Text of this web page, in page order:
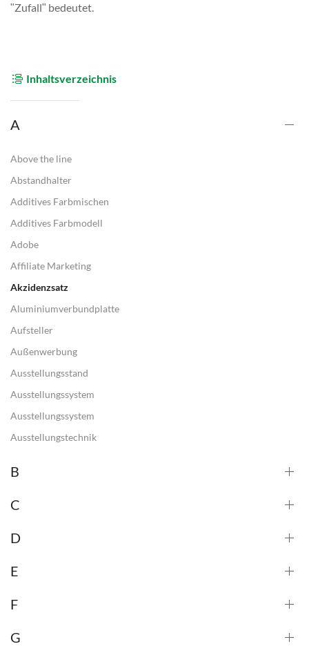
Inhaltsverzeichnis
A
Above the line
Abstandhalter
Additives Farbmischen
Additives Farbmodell
Adobe
Affiliate Marketing
Akzidenzsatz
Aluminiumverbundplatte
Aufsteller
Außenwerbung
Ausstellungsstand
Ausstellungssystem
Ausstellungssystem
Ausstellungstechnik
B
C
D
E
F
G
ʺZufallʺ bedeutet.